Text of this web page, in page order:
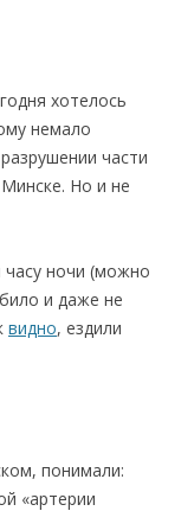
хотелось
немало
части
Но и не
часу ночи (можно
и даже не
видно, ездили
понимали:
«артерии